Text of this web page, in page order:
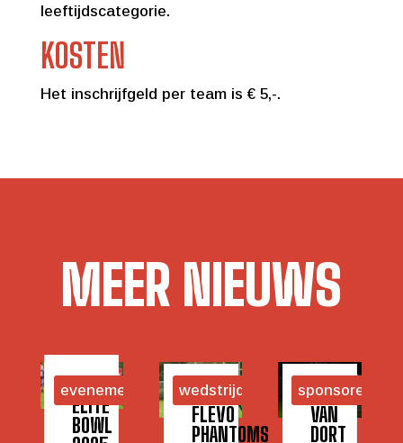
leeftijdscategorie.
KOSTEN
Het inschrijfgeld per team is € 5,-.
MEER NIEUWS
evenementen
ELITE
BOWL
wedstrijden
FLEVO
PHANTOMS
sponsoren
VAN
DORT